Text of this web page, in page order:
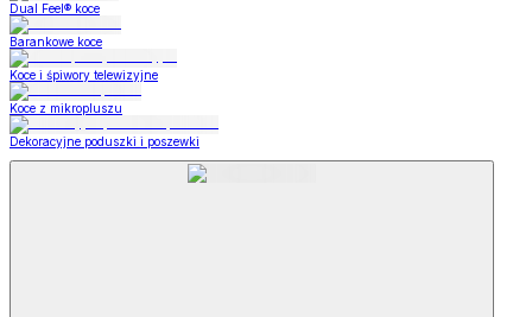
Dual Feel® koce
Barankowe koce
Koce i śpiwory telewizyjne
Koce z mikropluszu
Dekoracyjne poduszki i poszewki